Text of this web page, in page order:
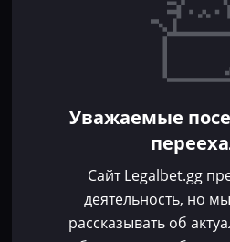
Фрибеты
Без депозита
Уважаемые
Сайт Legalbet.gg
деятельность, но
рассказывать об